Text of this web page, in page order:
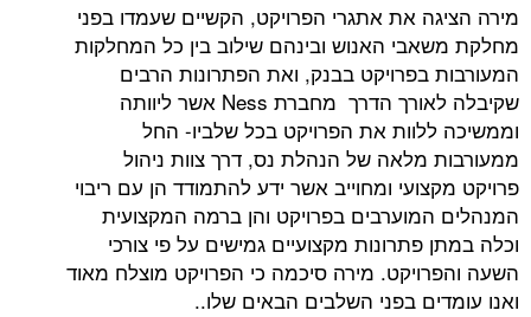
מירה הציגה את אתגרי הפרויקט, הקשיים שעמדו בפני
מחלקת משאבי האנוש ובינהם שילוב בין כל המחלקות
המעורבות בפרויקט בבנק, ואת הפתרונות הרבים
שקיבלה לאורך הדרך מחברת Ness אשר ליוותה
וממשיכה ללוות את הפרויקט בכל שלביו- החל
ממעורבות מלאה של הנהלת נס, דרך צוות ניהול
פרויקט מקצועי ומחוייב אשר ידע להתמודד הן עם ריבוי
המנהלים המוערבים בפרויקט והן ברמה המקצועית
וכלה במתן פתרונות מקצועיים גמישים על פי צורכי
השעה והפרויקט. מירה סיכמה כי הפרויקט מוצלח מאוד
ואנו עומדים בפני השלבים הבאים שלו..